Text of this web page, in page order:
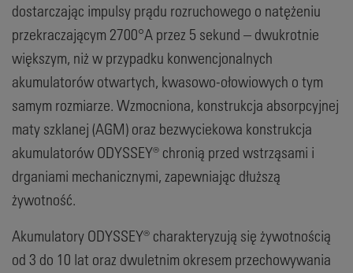
dostarczając impulsy prądu rozruchowego o natężeniu
przekraczającym 2700°A przez 5 sekund – dwukrotnie
większym, niż w przypadku konwencjonalnych
akumulatorów otwartych, kwasowo-ołowiowych o tym
samym rozmiarze. Wzmocniona, konstrukcja absorpcyjnej
maty szklanej (AGM) oraz bezwyciekowa konstrukcja
akumulatorów ODYSSEY® chronią przed wstrząsami i
drganiami mechanicznymi, zapewniając dłuższą
żywotność.
Akumulatory ODYSSEY® charakteryzują się żywotnością
od 3 do 10 lat oraz dwuletnim okresem przechowywania